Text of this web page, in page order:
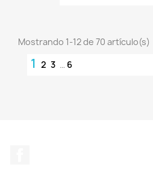
Mostrando 1-12 de 70 artículo(s)
1 2 3 … 6